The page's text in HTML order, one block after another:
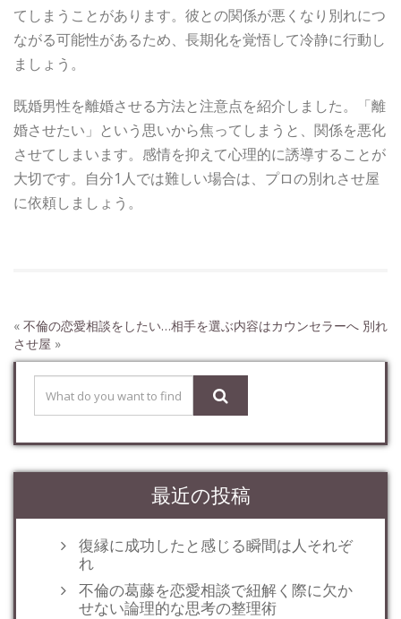
てしまうことがあります。彼との関係が悪くなり別れにつ
ながる可能性があるため、長期化を覚悟して冷静に行動し
ましょう。
既婚男性を離婚させる方法と注意点を紹介しました。「離
婚させたい」という思いから焦ってしまうと、関係を悪化
させてしまいます。感情を抑えて心理的に誘導することが
大切です。自分1人では難しい場合は、プロの別れさせ屋
に依頼しましょう。
« 不倫の恋愛相談をしたい…相手を選ぶ内容はカウンセラーへ 別れ
させ屋 »
最近の投稿
復縁に成功したと感じる瞬間は人それぞ
れ
不倫の葛藤を恋愛相談で紐解く際に欠か
せない論理的な思考の整理術